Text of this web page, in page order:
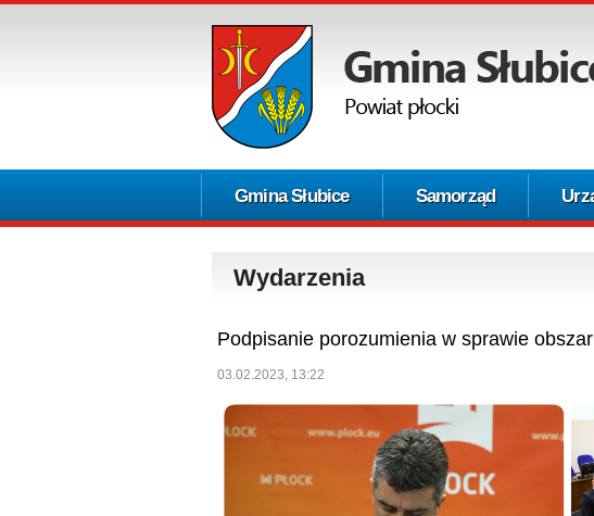
Gmina Słubice Samorząd
Wydarzenia
Podpisanie porozumienia w sprawie
03.02.2023, 13:22